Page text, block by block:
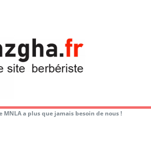
MNLA a plus que jamais besoin de nous !